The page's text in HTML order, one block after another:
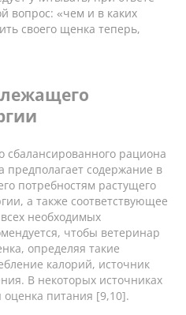
вопрос: «чем и в каких
своего щенка теперь,
сбалансированного рациона
предполагает содержание в
потребностям растущего
а также соответствующее
необходимых
чтобы ветеринар
определяя такие
калорий, источник
В некоторых источниках
оценка питания [9,10].